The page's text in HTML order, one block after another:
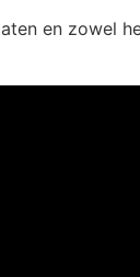
en zowel